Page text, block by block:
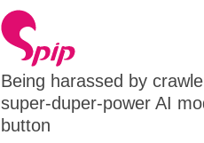
Being harassed by
super-duper-power AI
button